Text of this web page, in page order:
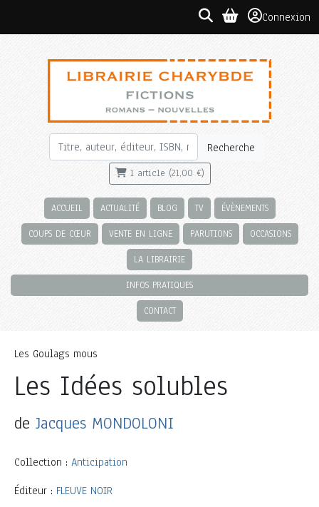
Connexion
Recherche
1 article (21,00 €)
ACCUEIL ACTUALITÉ BLOG TV ÉVÈNEMENTS
COUPS DE CŒUR VENTE EN LIGNE PARUTIONS OCCASIONS
LA LIBRAIRIE
INFOS PRATIQUES
CONTACT
Les Goulags mous
Les Idées solubles
de Jacques MONDOLONI
Collection : Anticipation
Éditeur : FLEUVE NOIR